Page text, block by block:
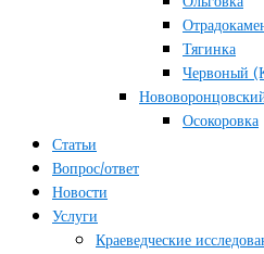
Тягинка
Червоный
Осокоровка
Статьи
Вопрос/ответ
Новости
Услуги
Краеведческие